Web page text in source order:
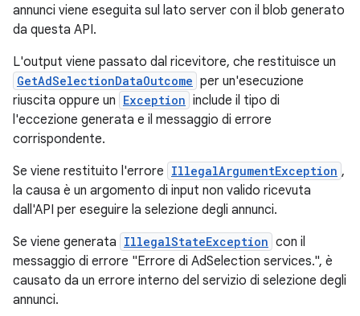
annunci viene eseguita sul lato server con il blob generato
da questa API.
L'output viene passato dal ricevitore, che restituisce un
GetAdSelectionDataOutcome per un'esecuzione
riuscita oppure un Exception include il tipo di
l'eccezione generata e il messaggio di errore
corrispondente.
Se viene restituito l'errore IllegalArgumentException ,
la causa è un argomento di input non valido ricevuta
dall'API per eseguire la selezione degli annunci.
Se viene generata IllegalStateException con il
messaggio di errore "Errore di AdSelection services.", è
causato da un errore interno del servizio di selezione degli
annunci.